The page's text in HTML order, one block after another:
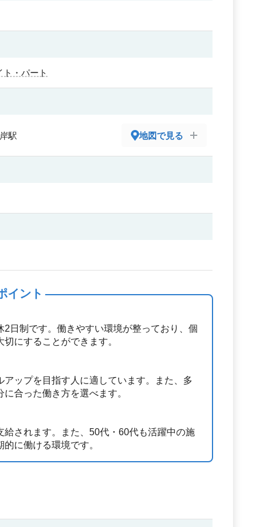
ト・パート
駅 地図で見る
イント
日制です。働きやすい環境が整っており、個
にすることができます。
ップを目指す人に適しています。また、多
合った働き方を選べます。
されます。また、50代・60代も活躍中の施
に働ける環境です。